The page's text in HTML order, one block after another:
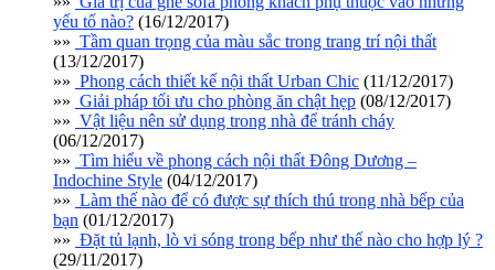
yếu tố nào? (16/12/2017)
»» Tầm quan trọng của màu sắc trong trang trí nội thất
(13/12/2017)
»» Phong cách thiết kế nội thất Urban Chic (11/12/2017)
»» Giải pháp tối ưu cho phòng ăn chật hẹp (08/12/2017)
»» Vật liệu nên sử dụng trong nhà để tránh cháy
(06/12/2017)
»» Tìm hiểu về phong cách nội thất Đông Dương –
Indochine Style (04/12/2017)
»» Làm thế nào để có được sự thích thú trong nhà bếp của
bạn (01/12/2017)
»» Đặt tủ lạnh, lò vi sóng trong bếp như thế nào cho hợp lý ?
(29/11/2017)